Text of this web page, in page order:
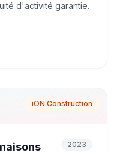
d'activité garantie.
iON Construction
2023